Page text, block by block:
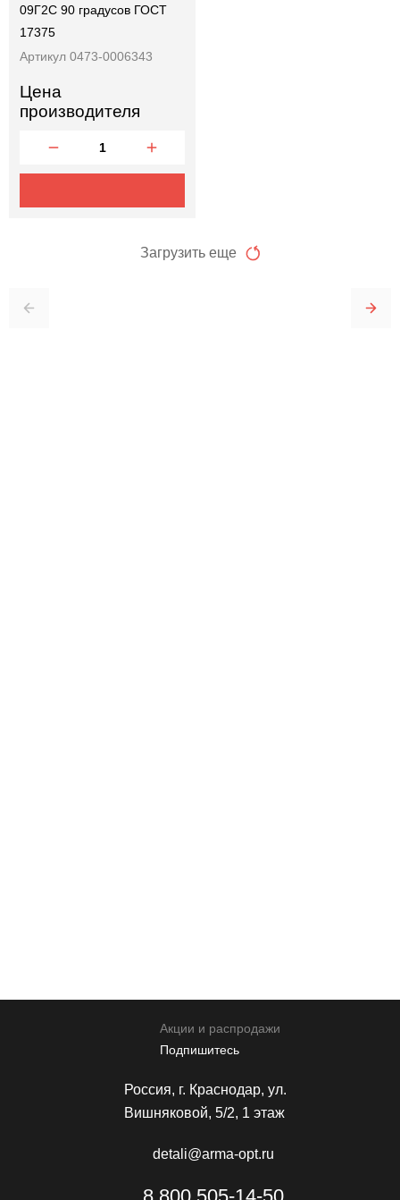
09Г2С 90 градусов ГОСТ
17375
Артикул 0473-0006343
Цена
производителя
Загрузить еще
Акции и распродажи
Подпишитесь
Россия, г. Краснодар, ул.
Вишняковой, 5/2, 1 этаж
detali@arma-opt.ru